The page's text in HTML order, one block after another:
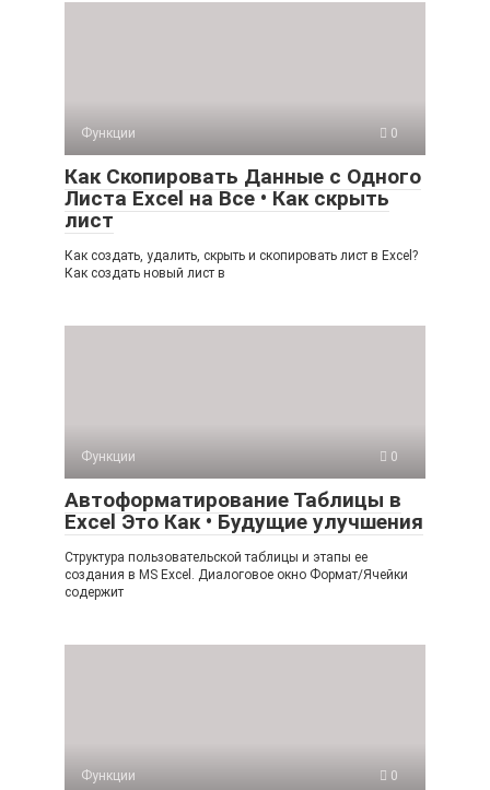
Функции 0
Как Скопировать Данные с Одного
Листа Excel на Все • Как скрыть
лист
Как создать, удалить, скрыть и скопировать лист в Excel?
Как создать новый лист в
Функции 0
Автоформатирование Таблицы в
Excel Это Как • Будущие улучшения
Структура пользовательской таблицы и этапы ее
создания в MS Excel. Диалоговое окно Формат/Ячейки
содержит
Функции 0